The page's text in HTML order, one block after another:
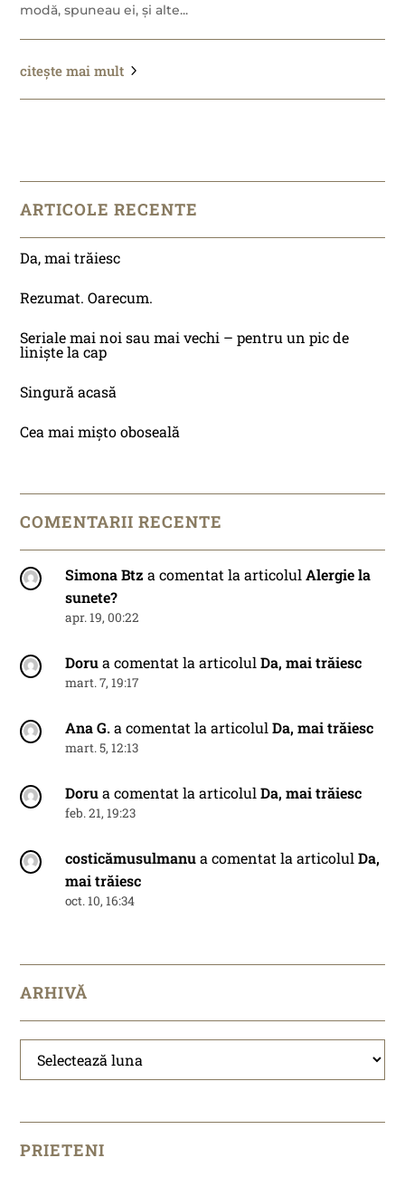
modă, spuneau ei, și alte...
citește mai mult
ARTICOLE RECENTE
Da, mai trăiesc
Rezumat. Oarecum.
Seriale mai noi sau mai vechi – pentru un pic de
liniște la cap
Singură acasă
Cea mai mișto oboseală
COMENTARII RECENTE
Simona Btz a comentat la articolulAlergie la
sunete?
apr. 19, 00:22
Dorua comentat la articolulDa, mai trăiesc
mart. 7, 19:17
Ana G.a comentat la articolulDa, mai trăiesc
mart. 5, 12:13
Dorua comentat la articolulDa, mai trăiesc
feb. 21, 19:23
costicămusulmanua comentat la articolulDa,
mai trăiesc
oct. 10, 16:34
ARHIVĂ
Arhivă
PRIETENI